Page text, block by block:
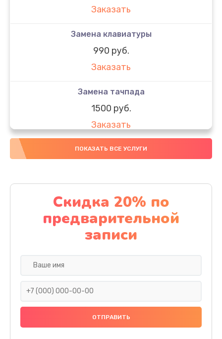
Заказать
Замена клавиатуры
990 руб.
Заказать
Замена тачпада
1500 руб.
Заказать
Замена южного моста
Заказать
Чистка от пыли
1060 руб.
Заказать
Ремонт подсветки
ПОКАЗАТЬ ВСЕ УСЛУГИ
Скидка 20% по
предварительной
записи